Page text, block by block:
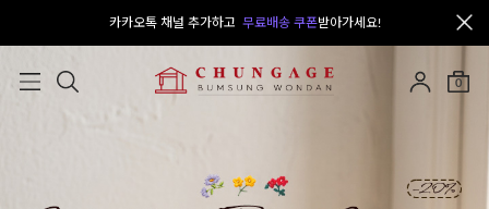
카카오톡 채널 추가하고 무료배송 쿠폰받아가세요!
0